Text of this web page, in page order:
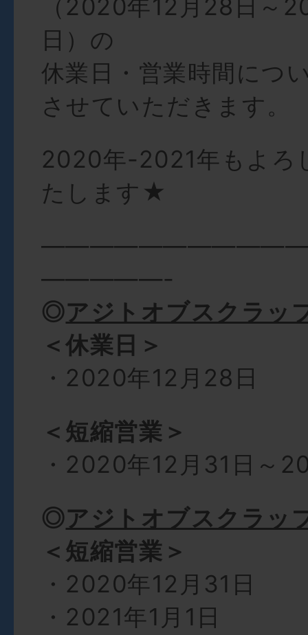
（2020年12月28日～
日）の
休業日・営業時間につ
させていただきます。
2020年-2021年もよろ
たします★
—————-
◎アジトオブスクラッ
＜休業日＞
・2020年12月28日
＜短縮営業＞
・2020年12月31日～
◎アジトオブスクラッ
＜短縮営業＞
・2020年12月31日
・2021年1月1日